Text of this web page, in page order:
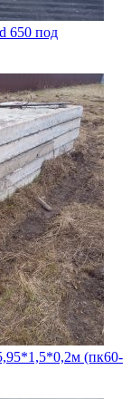
650 под
(пк60-